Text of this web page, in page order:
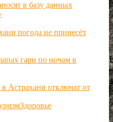
в базу данных
погода не принесёт
гари по ночам в
Астрахани отключат от
Здоровье